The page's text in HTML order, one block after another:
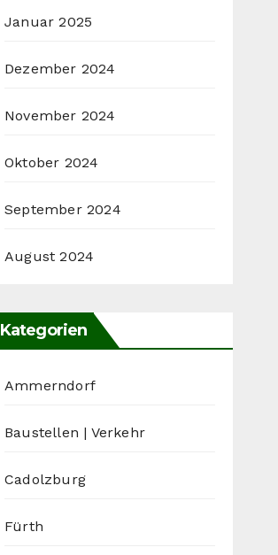
Januar 2025
Dezember 2024
November 2024
Oktober 2024
September 2024
August 2024
Kategorien
Ammerndorf
Baustellen | Verkehr
Cadolzburg
Fürth